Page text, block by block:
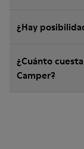
¿Hay
¿Cuánto
Camper?